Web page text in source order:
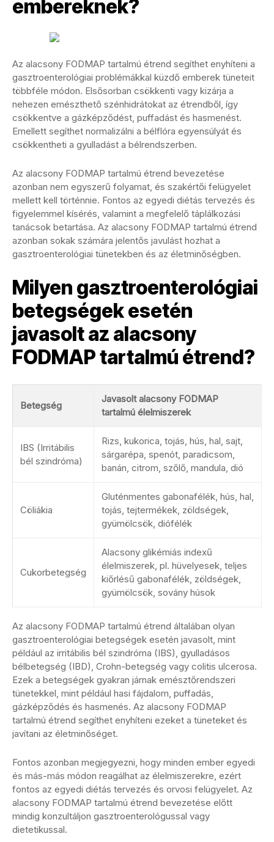
embereknek?
Az alacsony FODMAP tartalmú étrend segíthet enyhíteni a
gasztroenterológiai problémákkal küzdő emberek tüneteit
többféle módon. Elsősorban csökkenti vagy kizárja a
nehezen emészthető szénhidrátokat az étrendből, így
csökkentve a gázképződést, puffadást és hasmenést.
Emellett segíthet normalizálni a bélflóra egyensúlyát és
csökkentheti a gyulladást a bélrendszerben.
Az alacsony FODMAP tartalmú étrend bevezetése
azonban nem egyszerű folyamat, és szakértői felügyelet
mellett kell történnie. Fontos az egyedi diétás tervezés és
figyelemmel kísérés, valamint a megfelelő táplálkozási
tanácsok betartása. Az alacsony FODMAP tartalmú étrend
azonban sokak számára jelentős javulást hozhat a
gasztroenterológiai tünetekben és az életminőségben.
Milyen gasztroenterológiai
betegségek esetén
javasolt az alacsony
FODMAP tartalmú étrend?
Betegség
Javasolt alacsony FODMAP
tartalmú élelmiszerek
IBS (Irritábilis
bél szindróma)
Rizs, kukorica, tojás, hús, hal, sajt,
sárgarépa, spenót, paradicsom,
banán, citrom, szőlő, mandula, dió
Cöliákia
Gluténmentes gabonafélék, hús, hal,
tojás, tejtermékek, zöldségek,
gyümölcsök, diófélék
Cukorbetegség
Alacsony glikémiás indexű
élelmiszerek, pl. hüvelyesek, teljes
kiőrlésű gabonafélék, zöldségek,
gyümölcsök, sovány húsok
Az alacsony FODMAP tartalmú étrend általában olyan
gasztroenterológiai betegségek esetén javasolt, mint
például az irritábilis bél szindróma (IBS), gyulladásos
bélbetegség (IBD), Crohn-betegség vagy colitis ulcerosa.
Ezek a betegségek gyakran járnak emésztőrendszeri
tünetekkel, mint például hasi fájdalom, puffadás,
gázképződés és hasmenés. Az alacsony FODMAP
tartalmú étrend segíthet enyhíteni ezeket a tüneteket és
javítani az életminőséget.
Fontos azonban megjegyezni, hogy minden ember egyedi
és más-más módon reagálhat az élelmiszerekre, ezért
fontos az egyedi diétás tervezés és orvosi felügyelet. Az
alacsony FODMAP tartalmú étrend bevezetése előtt
mindig konzultáljon gasztroenterológussal vagy
dietetikussal.